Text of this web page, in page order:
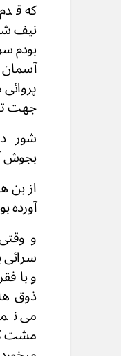
که
نیف
بودم
جهت
شور
بجوش
از بن
آورده
و
سرائی
و با
ذوق
می
مشت